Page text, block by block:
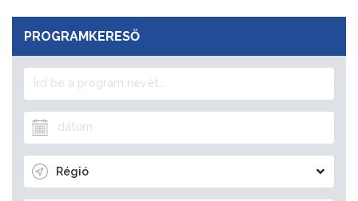
PROGRAMKERESŐ
Régió